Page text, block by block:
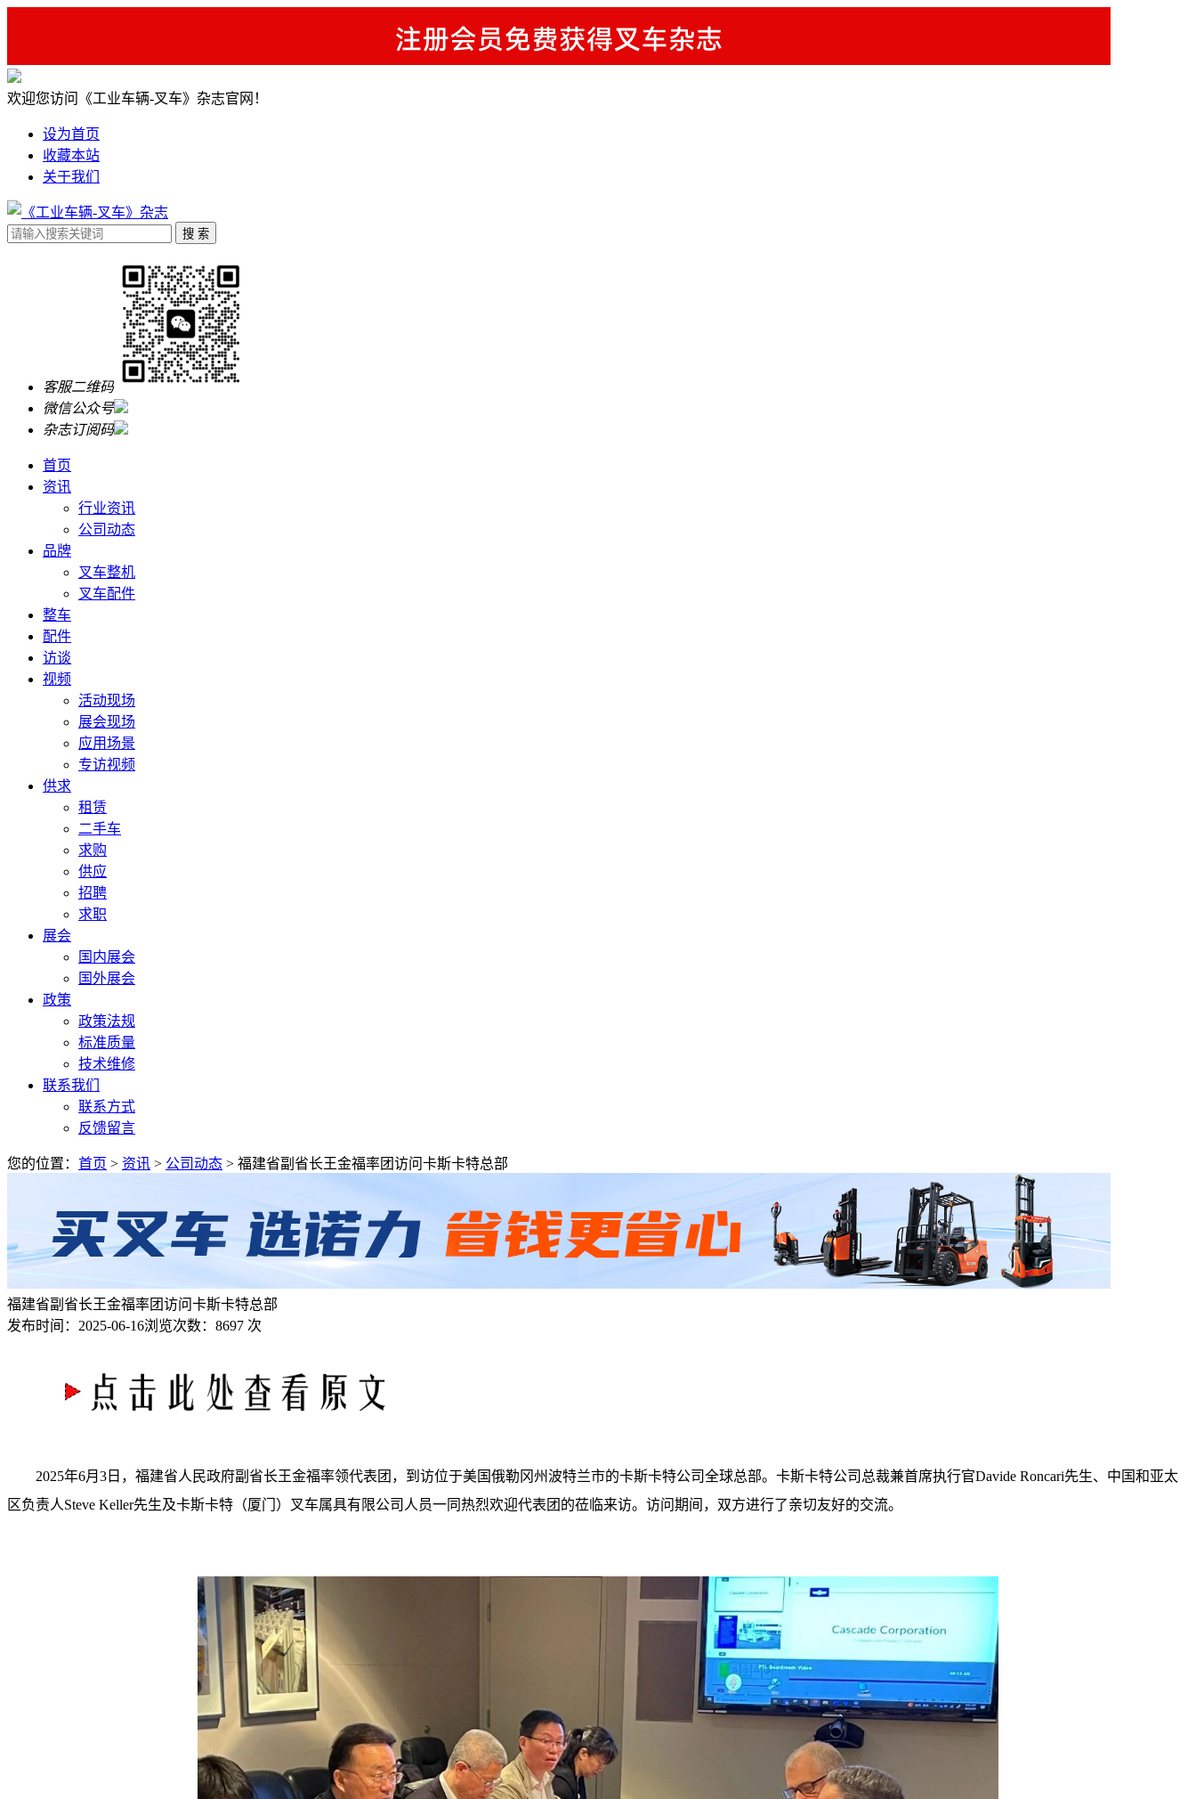
欢迎您访问《工业车辆-叉车》杂志官网！
设为首页
收藏本站
关于我们
客服二维码
微信公众号
杂志订阅码
首页
资讯
行业资讯
公司动态
品牌
叉车整机
叉车配件
整车
配件
访谈
视频
活动现场
展会现场
应用场景
专访视频
供求
租赁
二手车
求购
供应
招聘
求职
展会
国内展会
国外展会
政策
政策法规
标准质量
技术维修
联系我们
联系方式
反馈留言
您的位置： 首页 > 资讯 > 公司动态 > 福建省副省长王金福率团访问卡斯卡特总部
福建省副省长王金福率团访问卡斯卡特总部
发布时间： 2025-06-16浏览次数： 8697 次
2025年6月3日，福建省人民政府副省长王金福率领代表团，到访位于美国俄勒冈州波特兰市的卡斯卡特公司全球总部。卡斯卡特公司总裁兼首席执行官Davide Roncari先生、中国和亚太
区负责人Steve Keller先生及卡斯卡特（厦门）叉车属具有限公司人员一同热烈欢迎代表团的莅临来访。访问期间，双方进行了亲切友好的交流。